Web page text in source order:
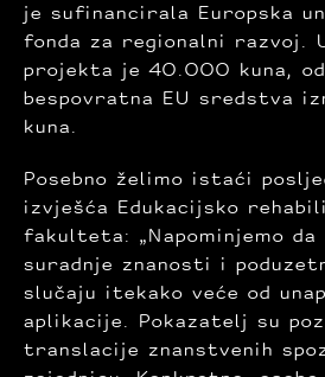
je sufinancirala Europska
fonda za regionalni razvoj.
projekta je 40.000 kuna, od
bespovratna EU sredstva
kuna.
Posebno želimo istaći
izvješća Edukacijsko
fakulteta: „Napominjemo
suradnje znanosti i
slučaju itekako veće od
aplikacije. Pokazatelj su
translacije znanstvenih